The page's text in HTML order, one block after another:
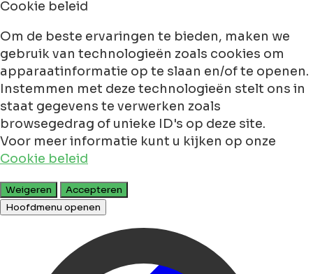
Cookie beleid
Om de beste ervaringen te bieden, maken we
gebruik van technologieën zoals cookies om
apparaatinformatie op te slaan en/of te openen.
Instemmen met deze technologieën stelt ons in
staat gegevens te verwerken zoals
browsegedrag of unieke ID's op deze site.
Voor meer informatie kunt u kijken op onze
Cookie beleid
Weigeren
Accepteren
Hoofdmenu openen